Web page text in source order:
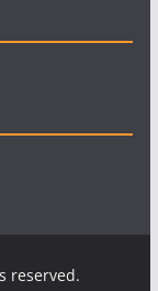
reserved.